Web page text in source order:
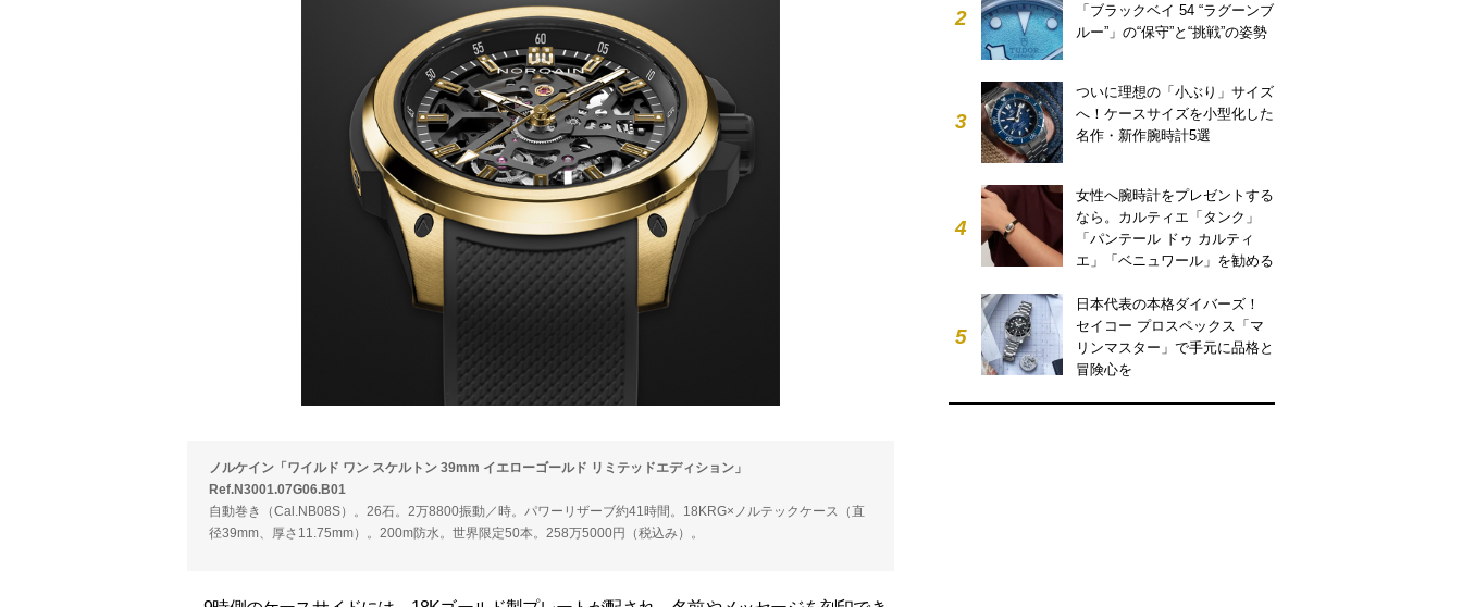
ノルケイン「ワイルド ワン スケルトン 39mm イエローゴールド リミテッドエディション」
Ref.N3001.07G06.B01
自動巻き（Cal.NB08S）。26石。2万8800振動／時。パワーリザーブ約41時間。18KRG×ノルテックケース（直
径39mm、厚さ11.75mm）。200m防水。世界限定50本。258万5000円（税込み）。
2
「ブラックベイ 54 “ラグーンブ
ルー”」の“保守”と“挑戦”の姿勢
3
ついに理想の「小ぶり」サイズ
へ！ケースサイズを小型化した
名作・新作腕時計5選
4
女性へ腕時計をプレゼントする
なら。カルティエ「タンク」
「パンテール ドゥ カルティ
エ」「ベニュワール」を勧める
5
日本代表の本格ダイバーズ！
セイコー プロスペックス「マ
リンマスター」で手元に品格と
冒険心を